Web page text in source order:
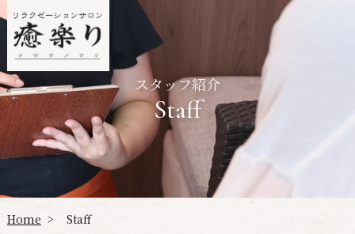
スタッフ紹介
Staff
Home > Staff